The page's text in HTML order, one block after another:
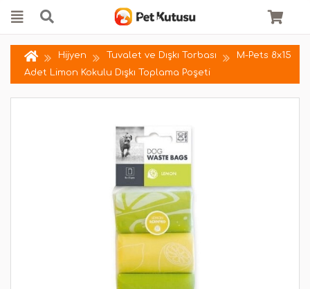
Hijyen Tuvalet ve Dışkı Torbası
M-Pets 8x15
Adet Limon Kokulu Dışkı Toplama Poşeti